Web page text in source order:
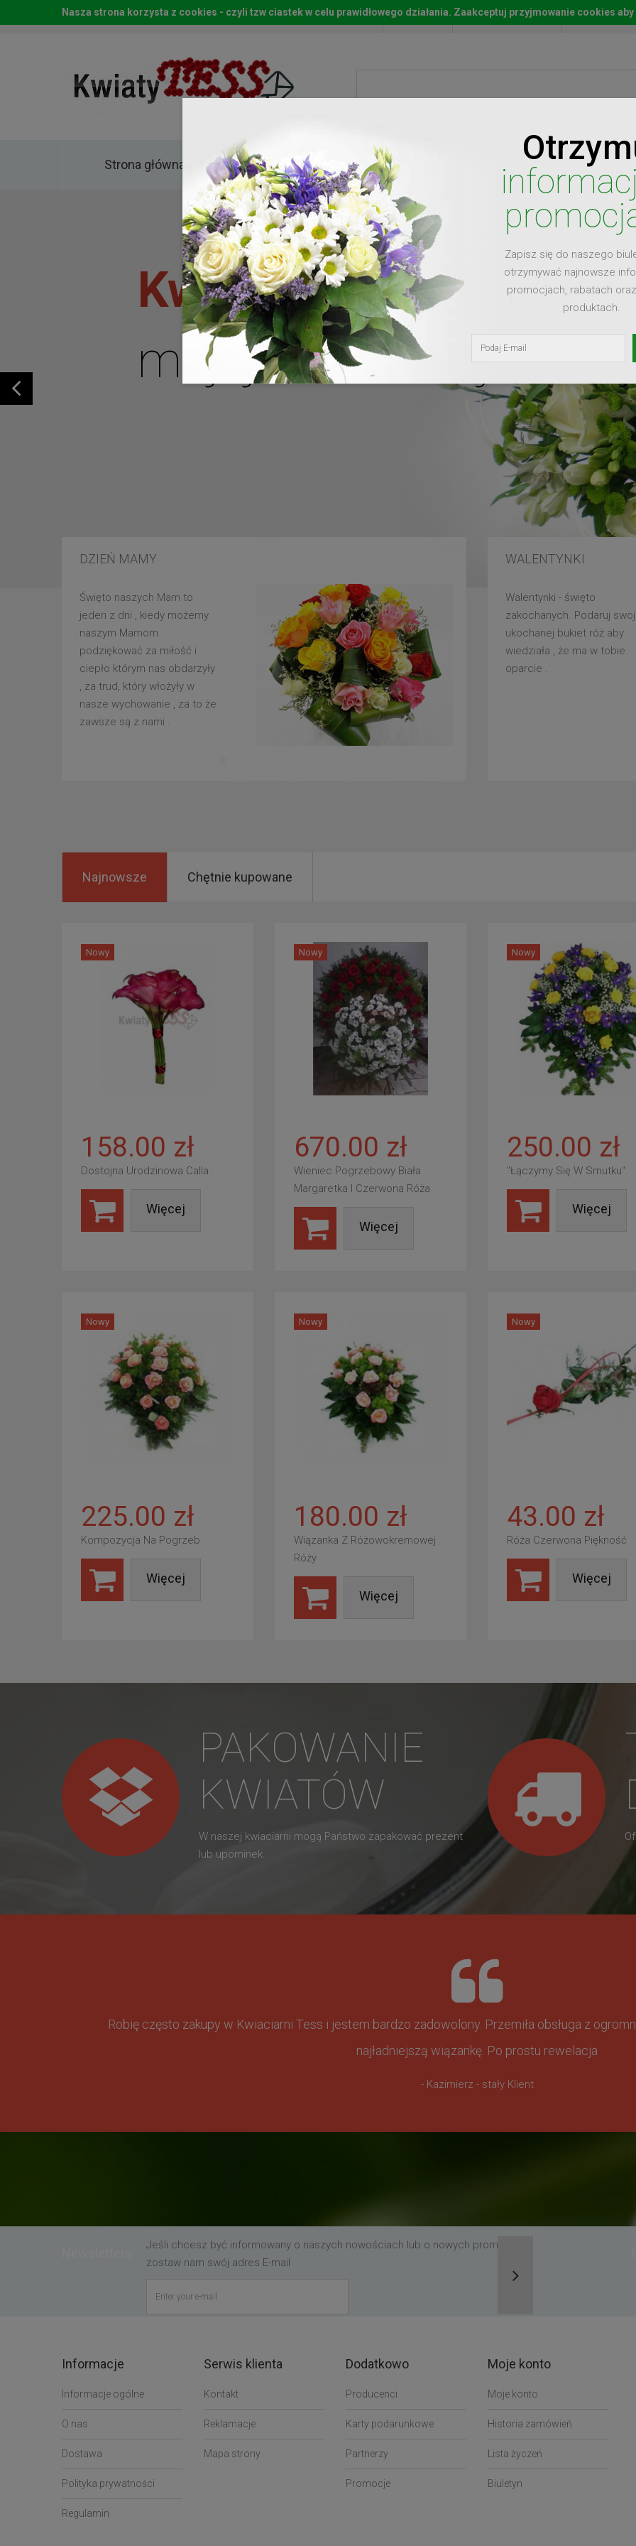
Start Moje konto Lista
Strona główna Kwiaty
Kwiaty dla
mojej ukochanej
DZIEŃ MAMY
Święto naszych Mam to
jeden z dni , kiedy możemy
naszym Mamom
podziękować za miłość i
ciepło którym nas obdarzyły
, za trud, który włożyły w
nasze wychowanie , za to że
zawsze są z nami .
WALENTYNKI
Walentynki - święto
zakochanych. Podaruj
ukochanej bukiet róż aby
wiedziała , że ma w tobie
oparcie .
Zapisz się do naszego
otrzymywać najnowsze
promocjach, rabatach
produktach.
Najnowsze Chętnie kupowane
Nowy
158.00 zł
Dostojna Urodzinowa Calla
Więcej
Nowy
670.00 zł
Wieniec Pogrzebowy Biała
Margaretka I Czerwona Róża
Więcej
Nowy
250.00 zł
"Łączymy Się W Smutku"
Więcej
Nowy
225.00 zł
Kompozycja Na Pogrzeb
Więcej
Nowy
180.00 zł
Wiązanka Z Różowokremowej
Róży
Więcej
Nowy
43.00 zł
Róża Czerwona Piękność
Więcej
PAKOWANIE
KWIATÓW
W naszej kwiaciarni mogą Państwo zapakować prezent
lub upominek.
Robię często zakupy w Kwiaciarni Tess i jestem bardzo zadowolony. Przemiła obsługa z
najładniejszą wiązankę. Po prostu rewelacja
- Kazimierz - stały Klient
Jeśli chcesz być informowany o naszych nowościach lub o nowych promocjach,
zostaw nam swój adres E-mail
Nasza strona korzysta z cookies - czyli tzw ciastek w celu prawidłowego działania. Zaakceptuj przyjmowanie cookies
Informacje
Informacje ogólne
O nas
Dostawa
Polityka prywatności
Regulamin
Serwis klienta
Kontakt
Reklamacje
Mapa strony
Dodatkowo
Producenci
Karty podarunkowe
Partnerzy
Promocje
Moje konto
Moje konto
Historia zamówień
Lista życzeń
Biuletyn